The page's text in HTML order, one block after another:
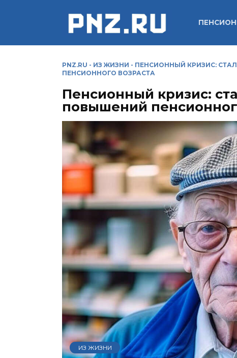
PNZ.RU - ИЗ ЖИЗНИ - ПЕНСИОННЫЙ КРИЗИС:
ПЕНСИОННОГО ВОЗРАСТА
Пенсионный кризис:
повышений
ИЗ ЖИЗНИ